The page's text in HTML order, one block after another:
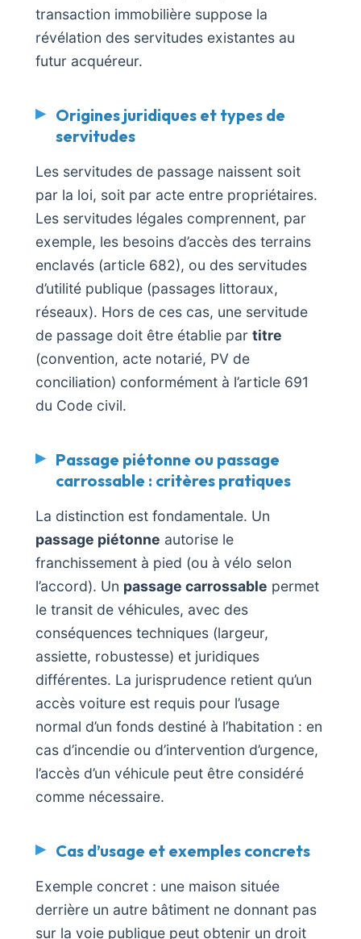
transaction immobilière suppose la
révélation des servitudes existantes au
futur acquéreur.
Origines juridiques et types de
servitudes
Les servitudes de passage naissent soit
par la loi, soit par acte entre propriétaires.
Les servitudes légales comprennent, par
exemple, les besoins d’accès des terrains
enclavés (article 682), ou des servitudes
d’utilité publique (passages littoraux,
réseaux). Hors de ces cas, une servitude
de passage doit être établie par titre
(convention, acte notarié, PV de
conciliation) conformément à l’article 691
du Code civil.
Passage piétonne ou passage
carrossable : critères pratiques
La distinction est fondamentale. Un
passage piétonne autorise le
franchissement à pied (ou à vélo selon
l’accord). Un passage carrossable permet
le transit de véhicules, avec des
conséquences techniques (largeur,
assiette, robustesse) et juridiques
différentes. La jurisprudence retient qu’un
accès voiture est requis pour l’usage
normal d’un fonds destiné à l’habitation : en
cas d’incendie ou d’intervention d’urgence,
l’accès d’un véhicule peut être considéré
comme nécessaire.
Cas d’usage et exemples concrets
Exemple concret : une maison située
derrière un autre bâtiment ne donnant pas
sur la voie publique peut obtenir un droit